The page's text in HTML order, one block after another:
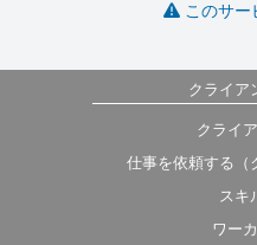
このサー
クライア
クライ
仕事を依頼する（
スキ
ワー